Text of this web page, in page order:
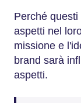
Perché
aspetti nel
missione e
brand sarà
aspetti.